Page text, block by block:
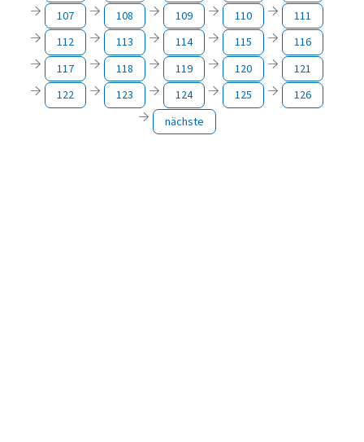
107
108 109 110
111
112
113 114 115
116
117
118 119 120
121
122
123 124 125
126
nächste